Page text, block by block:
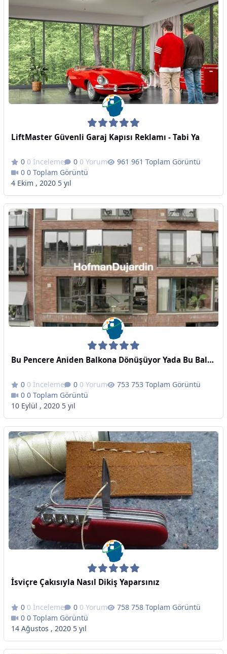
LiftMaster Güvenli Garaj Kapısı Reklamı - Tabi Ya
0 İnceleme 0 Yorum
961 Toplam Görüntü
0 Toplam Görüntü
4 Ekim , 2020 5 yıl
Bu Pencere Aniden Balkona Dönüşüyor Yada Bu Balkon Aniden Pencereye Dönüşüyor
0 İnceleme 0 Yorum
753 Toplam Görüntü
0 Toplam Görüntü
10 Eylül , 2020 5 yıl
İsviçre Çakısıyla Nasıl Dikiş Yaparsınız
0 İnceleme 0 Yorum
758 Toplam Görüntü
0 Toplam Görüntü
14 Ağustos , 2020 5 yıl